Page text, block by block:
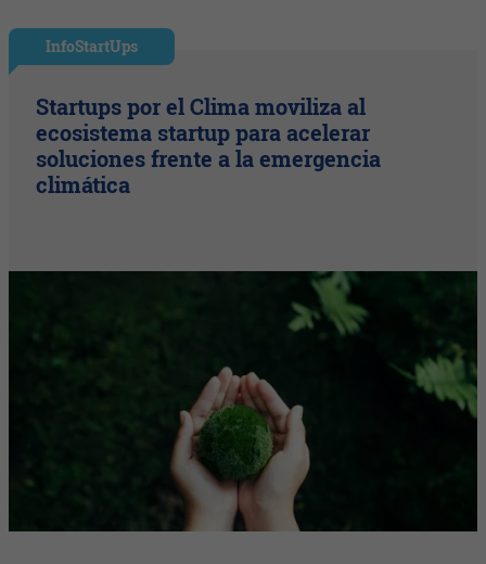
InfoStartUps
Startups por el Clima moviliza al
ecosistema startup para acelerar
soluciones frente a la emergencia
climática